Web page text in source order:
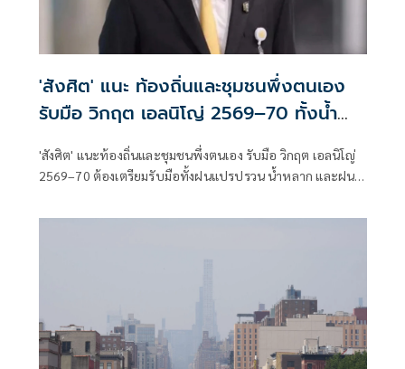
'สังศิต' แนะ ท้องถิ่นและชุมชนพึ่งตนเอง
รับมือ วิกฤต เอลนิโญ่ 2569–70 ทั้งน้ำ
หลาก-ฝนทิ้งช่วง
'สังศิต' แนะท้องถิ่นและชุมชนพึ่งตนเอง รับมือ วิกฤต เอลนิโญ่
2569–70 ต้องเตรียมรับมือทั้งฝนแปรปรวน น้ำหลาก และฝน
เทศบาลตำบลทับช้าง เดินหน้าขับเคลื่อน ผนึกทุกฝ่ายเตรียม